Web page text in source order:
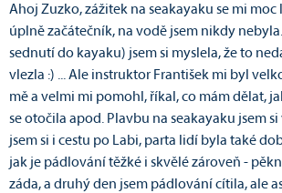
Ahoj Zuzko, zážitek na seakayaku se mi moc
úplně začátečník, na vodě jsem nikdy
sednutí do kayaku) jsem si myslela, že to
vlezla :) ... Ale instruktor František mi byl
mě a velmi mi pomohl, říkal, co mám dělat,
se otočila apod. Plavbu na seakayaku jsem
jsem si i cestu po Labi, parta lidí byla také
jak je pádlování těžké i skvělé zároveň -
záda, a druhý den jsem pádlování cítila, ale